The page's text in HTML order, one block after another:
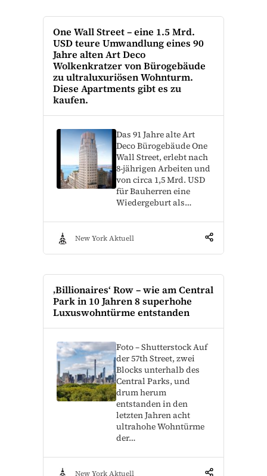
One Wall Street – eine 1.5 Mrd.
USD teure Umwandlung eines 90
Jahre alten Art Deco
Wolkenkratzer von Bürogebäude
zu ultraluxuriösen Wohnturm.
Diese Apartments gibt es zu
kaufen.
Das 91 Jahre alte Art
Deco Bürogebäude One
Wall Street, erlebt nach
8-jährigen Arbeiten und
von circa 1,5 Mrd. USD
für Bauherren eine
Wiedergeburt als…
New York Aktuell
‚Billionaires‘ Row – wie am Central
Park in 10 Jahren 8 superhohe
Luxuswohntürme entstanden
Foto – Shutterstock Auf
der 57th Street, zwei
Blocks unterhalb des
Central Parks, und
drum herum
entstanden in den
letzten Jahren acht
ultrahohe Wohntürme
der…
New York Aktuell